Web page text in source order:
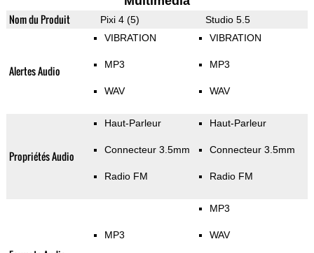
Nom du Produit Pixi 4 (5) Studio 5.5
Alertes Audio
VIBRATION
MP3
WAV
VIBRATION
MP3
WAV
Propriétés Audio
Haut-Parleur
Connecteur 3.5mm
Radio FM
Haut-Parleur
Connecteur 3.5mm
Radio FM
MP3
MP3
WAV